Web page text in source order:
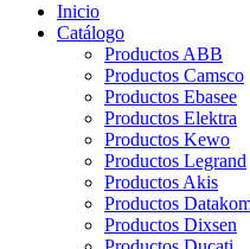
Inicio
Catálogo
Productos ABB
Productos Camsco
Productos Ebasee
Productos Elektra
Productos Kewo
Productos Legrand
Productos Akis
Productos
Productos Dixsen